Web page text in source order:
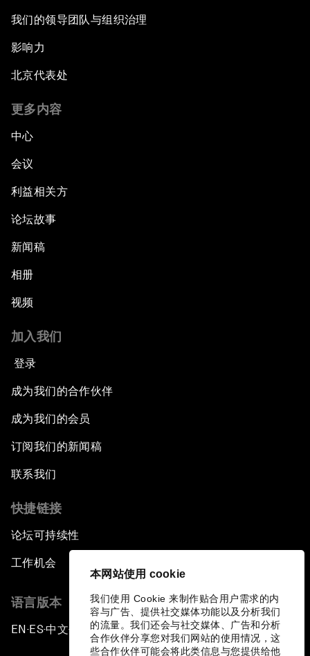
本网站使用 cookie
我们使用 Cookie 来制作贴合用户需求的内
容与广告、提供社交媒体功能以及分析我们
的流量。我们还会与社交媒体、广告和分析
合作伙伴分享您对我们网站的使用情况，这
些合作伙伴可能会将此类信息与您提供给他
我们的领导团队与组织治理
影响力
北京代表处
更多内容
中心
会议
利益相关方
论坛故事
新闻稿
相册
视频
加入我们
登录
成为我们的合作伙伴
成为我们的会员
订阅我们的新闻稿
联系我们
快捷链接
论坛可持续性
工作机会
语言版本
EN ▪ ES▪中文▪ 日本語